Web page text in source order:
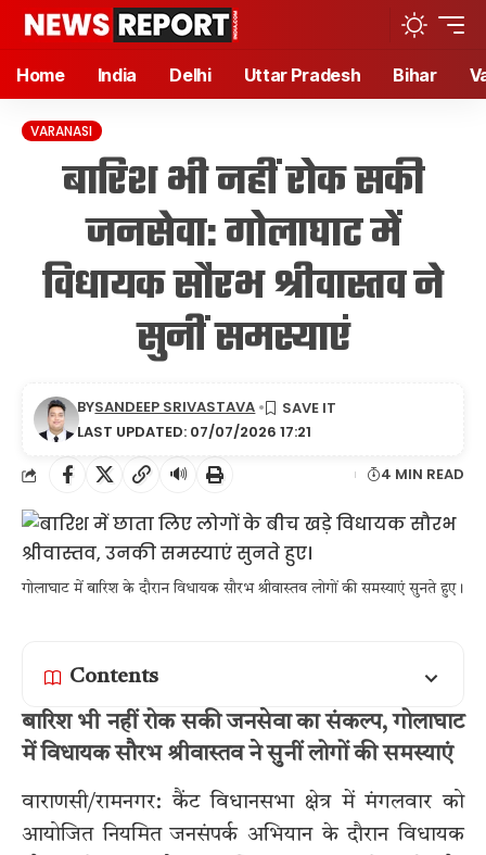
Home India Delhi Uttar Pradesh Bihar
VARANASI
बारिश भी नहीं रोक सकी
जनसेवा: गोलाघाट में
विधायक सौरभ श्रीवास्तव ने
सुनीं समस्याएं
LAST UPDATED: 07/07/2026 17:21
BYSANDEEP SRIVASTAVA
🔊 4 MIN READ
गोलाघाट में बारिश के दौरान विधायक सौरभ श्रीवास्तव लोगों की समस्याएं सुनते हुए।
Contents
बारिश भी नहीं रोक सकी जनसेवा का संकल्प, गोलाघाट
में विधायक सौरभ श्रीवास्तव ने सुनीं लोगों की समस्याएं
वाराणसी/रामनगर: कैंट विधानसभा क्षेत्र में मंगलवार को
आयोजित नियमित जनसंपर्क अभियान के दौरान विधायक